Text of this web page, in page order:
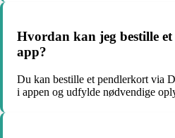
Hvordan kan jeg bestille
app?
Du kan bestille et pendlerkort via
i appen og udfylde nødvendige